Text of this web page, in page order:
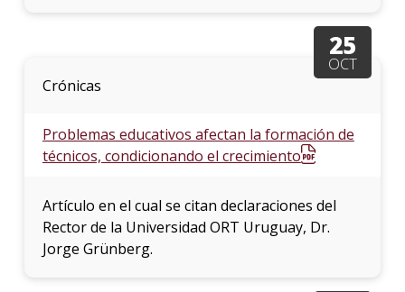
25
OCT
Crónicas
Problemas educativos afectan la formación de
técnicos, condicionando el crecimiento
Artículo en el cual se citan declaraciones del
Rector de la Universidad ORT Uruguay, Dr.
Jorge Grünberg.